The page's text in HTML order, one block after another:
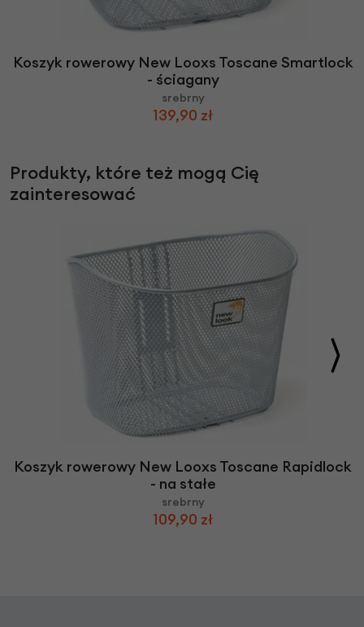
Koszyk rowerowy New Looxs Toscane Smartlock
- ściagany
srebrny
139,90 zł
Produkty, które też mogą Cię
zainteresować
Koszyk rowerowy New Looxs Toscane Rapidlock
- na stałe
srebrny
109,90 zł